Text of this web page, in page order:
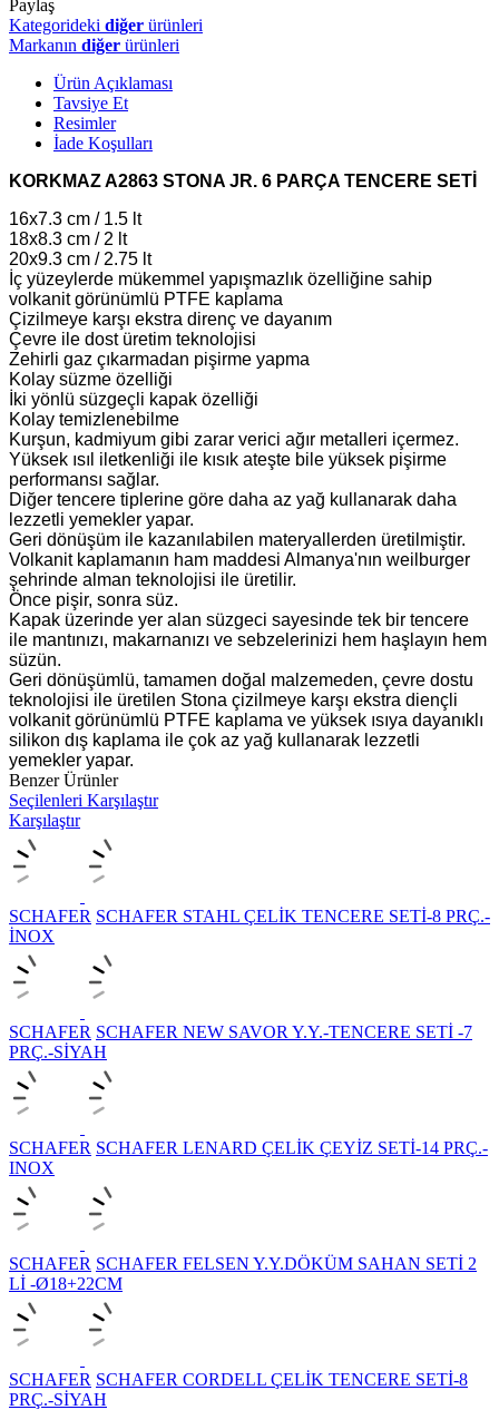
Paylaş
Kategorideki diğer ürünleri
Markanın diğer ürünleri
Ürün Açıklaması
Tavsiye Et
Resimler
İade Koşulları
KORKMAZ A2863 STONA JR. 6 PARÇA TENCERE SETİ
16x7.3 cm / 1.5 lt
18x8.3 cm / 2 lt
20x9.3 cm / 2.75 lt
İç yüzeylerde mükemmel yapışmazlık özelliğine sahip
volkanit görünümlü PTFE kaplama
Çizilmeye karşı ekstra direnç ve dayanım
Çevre ile dost üretim teknolojisi
Zehirli gaz çıkarmadan pişirme yapma
Kolay süzme özelliği
İki yönlü süzgeçli kapak özelliği
Kolay temizlenebilme
Kurşun, kadmiyum gibi zarar verici ağır metalleri içermez.
Yüksek ısıl iletkenliği ile kısık ateşte bile yüksek pişirme
performansı sağlar.
Diğer tencere tiplerine göre daha az yağ kullanarak daha
lezzetli yemekler yapar.
Geri dönüşüm ile kazanılabilen materyallerden üretilmiştir.
Volkanit kaplamanın ham maddesi Almanya'nın weilburger
şehrinde alman teknolojisi ile üretilir.
Önce pişir, sonra süz.
Kapak üzerinde yer alan süzgeci sayesinde tek bir tencere
ile mantınızı, makarnanızı ve sebzelerinizi hem haşlayın hem
süzün.
Geri dönüşümlü, tamamen doğal malzemeden, çevre dostu
teknolojisi ile üretilen Stona çizilmeye karşı ekstra diençli
volkanit görünümlü PTFE kaplama ve yüksek ısıya dayanıklı
silikon dış kaplama ile çok az yağ kullanarak lezzetli
yemekler yapar.
Benzer Ürünler
Seçilenleri Karşılaştır
Karşılaştır
SCHAFER SCHAFER STAHL ÇELİK TENCERE SETİ-8 PRÇ.-
İNOX
SCHAFER SCHAFER NEW SAVOR Y.Y.-TENCERE SETİ -7
PRÇ.-SİYAH
SCHAFER SCHAFER LENARD ÇELİK ÇEYİZ SETİ-14 PRÇ.-
INOX
SCHAFER SCHAFER FELSEN Y.Y.DÖKÜM SAHAN SETİ 2
Lİ -Ø18+22CM
SCHAFER SCHAFER CORDELL ÇELİK TENCERE SETİ-8
PRÇ.-SİYAH